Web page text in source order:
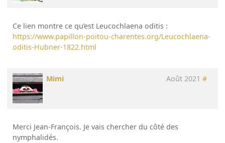
Ce lien montre ce qu’est Leucochlaena oditis :
https://www.papillon-poitou-charentes.org/Leucochlaena-
oditis-Hubner-1822.html
Mimi Août 2021 #
Merci Jean-François. Je vais chercher du côté des
nymphalidés.